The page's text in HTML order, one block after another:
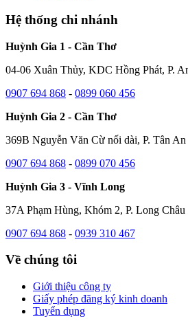
Hệ thống chi nhánh
Huỳnh Gia 1 - Cần Thơ
04-06 Xuân Thủy, KDC Hồng Phát, P.
0907 694 868 - 0899 060 456
Huỳnh Gia 2 - Cần Thơ
369B Nguyễn Văn Cừ nối dài, P. Tân An
0907 694 868 - 0899 070 456
Huỳnh Gia 3 - Vĩnh Long
37A Phạm Hùng, Khóm 2, P. Long Châu
0907 694 868 - 0939 310 467
Về chúng tôi
Giới thiệu công ty
Giấy phép đăng ký kinh doanh
Tuyển dụng